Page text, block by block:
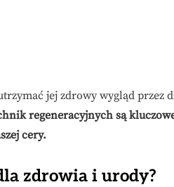
jej zdrowy wygląd przez
regeneracyjnych są
cery.
zdrowia i urody?